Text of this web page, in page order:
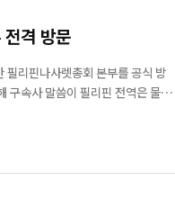
격 방문
리핀나사렛총회 본부를 공식 방
구속사 말씀이 필리핀 전역은 물론,